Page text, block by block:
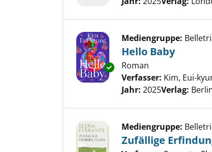
Exemplar-Details von Hello
Mediengruppe:
Hello Baby
Roman
Verfasser: Kim, Eui-
Jahr: 2025Verlag:
Mediengruppe:
Zufällige